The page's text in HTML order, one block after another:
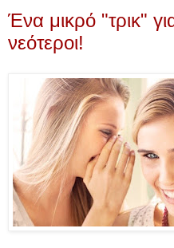
Ένα μικρό "τρικ"
νεότεροι!